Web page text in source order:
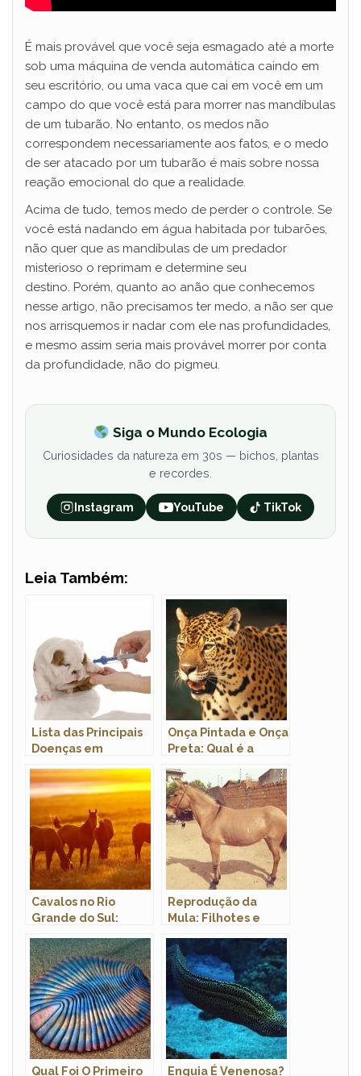
É mais provável que você seja esmagado até a morte
sob uma máquina de venda automática caindo em
seu escritório, ou uma vaca que cai em você em um
campo do que você está para morrer nas mandíbulas
de um tubarão. No entanto, os medos não
correspondem necessariamente aos fatos, e o medo
de ser atacado por um tubarão é mais sobre nossa
reação emocional do que a realidade.
Acima de tudo, temos medo de perder o controle. Se
você está nadando em água habitada por tubarões,
não quer que as mandíbulas de um predador
misterioso o reprimam e determine seu
destino. Porém, quanto ao anão que conhecemos
nesse artigo, não precisamos ter medo, a não ser que
nos arrisquemos ir nadar com ele nas profundidades,
e mesmo assim seria mais provável morrer por conta
da profundidade, não do pigmeu.
Siga o Mundo Ecologia
Curiosidades da natureza em 30s — bichos, plantas
e recordes.
Instagram YouTube TikTok
Leia Também:
Lista das Principais
Doenças em
e Tratamento
Onça Pintada e Onça
Preta: Qual é a
e Ameaças
Cavalos no Rio
Grande do Sul:
Criação (2026)
Reprodução da
Mula: Filhotes e
Gestação
Qual Foi O Primeiro Enguia É Venenosa?